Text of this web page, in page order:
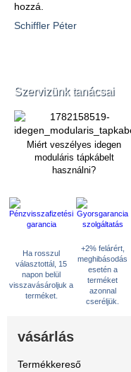
hozzá.
Schiffler Péter
Szervizünk tanácsai
Miért veszélyes idegen
moduláris tápkábelt
használni?
Ha rosszul
választottál, 15
napon belül
visszavásároljuk a
terméket.
+2% felárért,
meghibásodás
esetén a
terméket
azonnal
cseréljük.
vásárlás
Termékkereső